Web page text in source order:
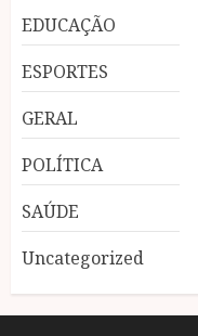
EDUCAÇÃO
ESPORTES
GERAL
POLÍTICA
SAÚDE
Uncategorized